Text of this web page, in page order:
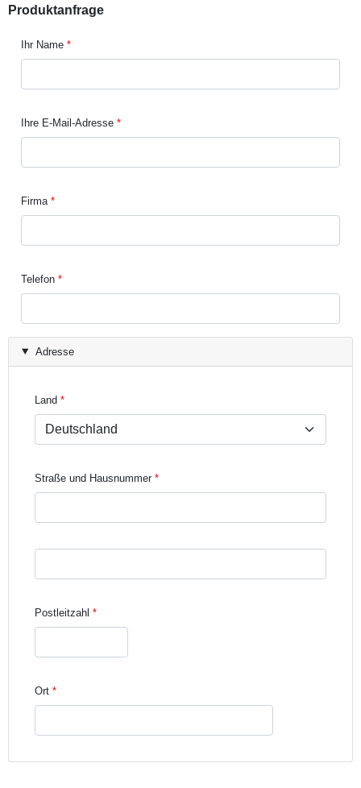
Produktanfrage
Ihr Name
Ihre E-Mail-Adresse
Firma
Telefon
Adresse
Land
Straße und Hausnummer
Straße und Hausnummer Zeile 3
Postleitzahl
Ort